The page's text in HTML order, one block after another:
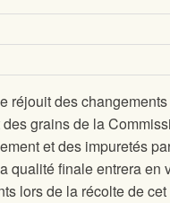
réjouit des
grains de la
et des impuretés
qualité finale entrera en
lors de la récolte de cet